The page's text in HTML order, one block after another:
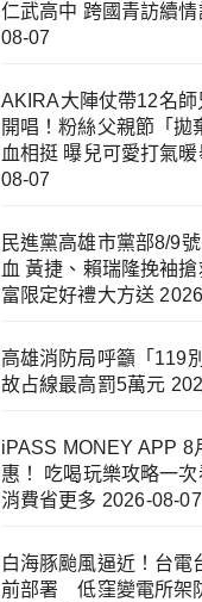
仁武高中 跨國青訪續情
08-07
AKIRA大陣仗帶12名師
開唱！粉絲父親節「拋
血相挺 曝兒可愛打氣暖
08-07
民進黨高雄市黨部8/9
血 黃捷、賴瑞隆挽袖
富限定好禮大方送
高雄消防局呼籲「119
故占線最高罰5萬元
iPASS MONEY APP 8
惠！ 吃喝玩樂攻略一
消費省更多 2026-08-07
白海豚颱風逼近！台電
前部署 低窪變電所架